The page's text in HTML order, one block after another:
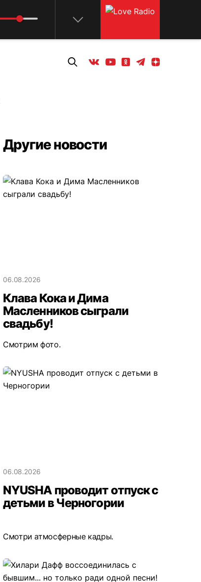
Вконтакте
YoutubeОдноклассники
ТелеграмЯндекс дзен
Другие новости
06.08.2026
Клава Кока и Дима
Масленников сыграли
свадьбу!
Смотрим фото.
06.08.2026
NYUSHA проводит отпуск с
детьми в Черногории
Смотри атмосферные кадры.